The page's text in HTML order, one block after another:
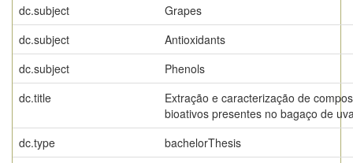
dc.subject
Grapes
dc.subject
Antioxidants
dc.subject
Phenols
dc.title
Extração e caracterização de
bioativos presentes no bagaço de
dc.type
bachelorThesis